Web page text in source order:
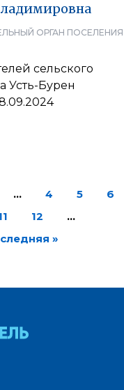
ОРГАН ПОСЕЛЕНИЯ
сельского
Усть-Бурен
… 4 5
6
12
…
»